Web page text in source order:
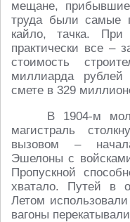
мещане,
труда были самые
кайло, тачка. При
практически все –
стоимость
миллиарда
смете в 329
В 1904-м
магистраль
вызовом –
Эшелоны с
Пропускной
хватало. Путей в
Летом
вагоны